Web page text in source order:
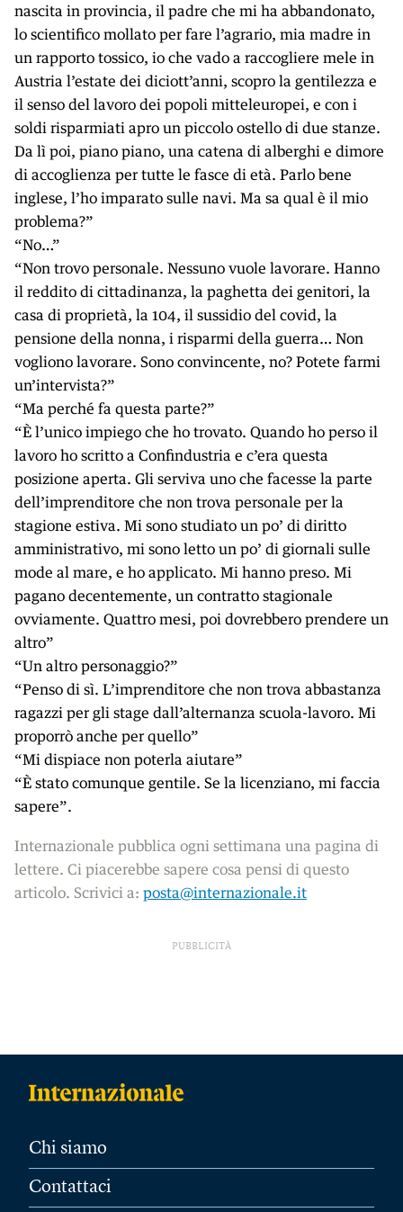
nascita in provincia, il padre che mi ha abbandonato,
lo scientifico mollato per fare l’agrario, mia madre in
un rapporto tossico, io che vado a raccogliere mele in
Austria l’estate dei diciott’anni, scopro la gentilezza e
il senso del lavoro dei popoli mitteleuropei, e con i
soldi risparmiati apro un piccolo ostello di due stanze.
Da lì poi, piano piano, una catena di alberghi e dimore
di accoglienza per tutte le fasce di età. Parlo bene
inglese, l’ho imparato sulle navi. Ma sa qual è il mio
problema?”
“No…”
“Non trovo personale. Nessuno vuole lavorare. Hanno
il reddito di cittadinanza, la paghetta dei genitori, la
casa di proprietà, la 104, il sussidio del covid, la
pensione della nonna, i risparmi della guerra… Non
vogliono lavorare. Sono convincente, no? Potete farmi
un’intervista?”
“Ma perché fa questa parte?”
“È l’unico impiego che ho trovato. Quando ho perso il
lavoro ho scritto a Confindustria e c’era questa
posizione aperta. Gli serviva uno che facesse la parte
dell’imprenditore che non trova personale per la
stagione estiva. Mi sono studiato un po’ di diritto
amministrativo, mi sono letto un po’ di giornali sulle
mode al mare, e ho applicato. Mi hanno preso. Mi
pagano decentemente, un contratto stagionale
ovviamente. Quattro mesi, poi dovrebbero prendere un
altro”
“Un altro personaggio?”
“Penso di sì. L’imprenditore che non trova abbastanza
ragazzi per gli stage dall’alternanza scuola-lavoro. Mi
proporrò anche per quello”
“Mi dispiace non poterla aiutare”
“È stato comunque gentile. Se la licenziano, mi faccia
sapere”.
Internazionale pubblica ogni settimana una pagina di
lettere. Ci piacerebbe sapere cosa pensi di questo
articolo. Scrivici a: posta@internazionale.it
PUBBLICITÀ
Chi siamo
Contattaci